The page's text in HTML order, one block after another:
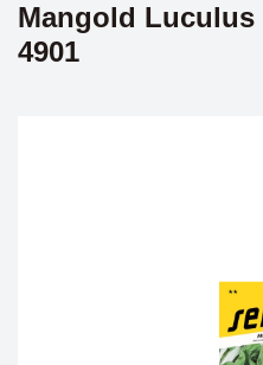
Mangold Luculus
4901